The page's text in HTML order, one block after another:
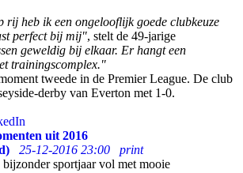
rij heb ik een ongelooflijk goede clubkeuze
perfect bij mij", stelt de 49-jarige
geweldig bij elkaar. Er hangt een
trainingscomplex."
tweede in de Premier League. De club
derby van Everton met 1-0.
uit 2016
25-12-2016 23:00
print
sportjaar vol met mooie